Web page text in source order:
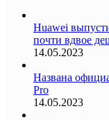
Huawei
почти вдвое
14.05.2023
Названа
Pro
14.05.2023